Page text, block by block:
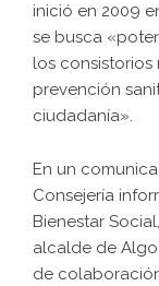
inició en 2009
se busca
los
prevención
ciudadanía».
En un
Consejería
Bienestar
alcalde de
de